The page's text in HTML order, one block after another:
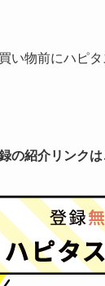
い物前にハピ
の紹介リンク